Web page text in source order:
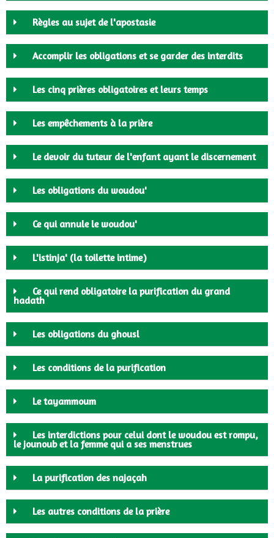
Règles au sujet de l'apostasie
Accomplir les obligations et se garder des interdits
Les cinq prières obligatoires et leurs temps
Les empêchements à la prière
Le devoir du tuteur de l'enfant ayant le discernement
Les obligations du woudou'
Ce qui annule le woudou'
L'istinja' (la toilette intime)
Ce qui rend obligatoire la purification du grand
hadath
Les obligations du ghousl
Les conditions de la purification
Le tayammoum
Les interdictions pour celui dont le woudou est rompu,
le jounoub et la femme qui a ses menstrues
La purification des najaçah
Les autres conditions de la prière